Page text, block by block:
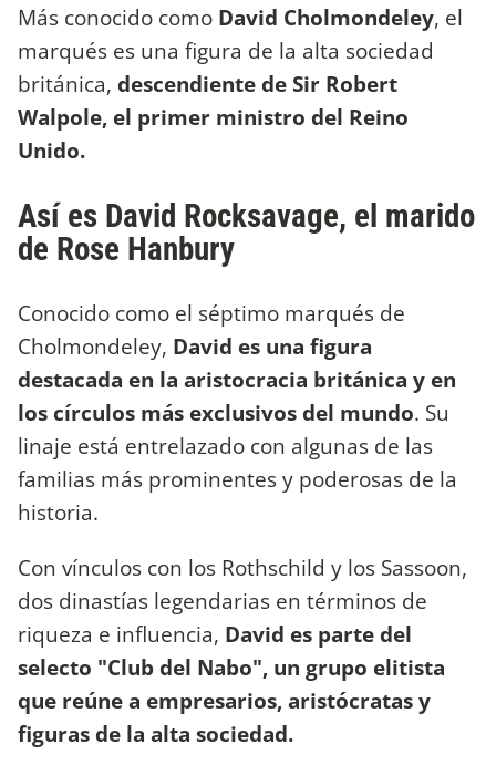
Más conocido como David Cholmondeley, el
marqués es una figura de la alta sociedad
británica, descendiente de Sir Robert
Walpole, el primer ministro del Reino
Unido.
Así es David Rocksavage, el marido
de Rose Hanbury
Conocido como el séptimo marqués de
Cholmondeley, David es una figura
destacada en la aristocracia británica y en
los círculos más exclusivos del mundo. Su
linaje está entrelazado con algunas de las
familias más prominentes y poderosas de la
historia.
Con vínculos con los Rothschild y los Sassoon,
dos dinastías legendarias en términos de
riqueza e influencia, David es parte del
selecto "Club del Nabo", un grupo elitista
que reúne a empresarios, aristócratas y
figuras de la alta sociedad.